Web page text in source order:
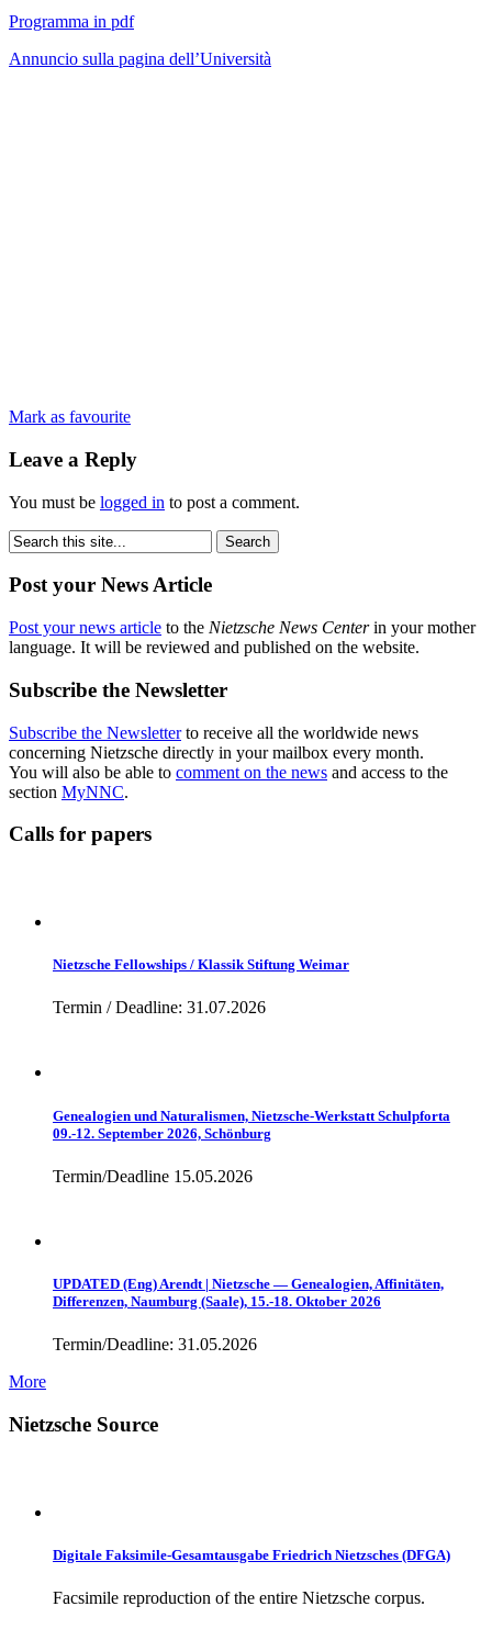
Programma in pdf
Annuncio sulla pagina dell’Università
Mark as favourite
Leave a Reply
You must be logged in to post a comment.
Post your News Article
Post your news article to the Nietzsche News Centerin your mother
language. It will be reviewed and published on the website.
Subscribe the Newsletter
Subscribe the Newsletterto receive all the worldwide news
concerning Nietzsche directly in your mailbox every month.
You will also be able to comment on the news and access to the
section MyNNC.
Calls for papers
Nietzsche Fellowships / Klassik Stiftung Weimar
Termin / Deadline: 31.07.2026
Genealogien und Naturalismen, Nietzsche-Werkstatt Schulpforta
09.-12. September 2026, Schönburg
Termin/Deadline 15.05.2026
UPDATED (Eng) Arendt | Nietzsche — Genealogien, Affinitäten,
Differenzen, Naumburg (Saale), 15.-18. Oktober 2026
Termin/Deadline: 31.05.2026
More
Nietzsche Source
Digitale Faksimile-Gesamtausgabe Friedrich Nietzsches (DFGA)
Facsimile reproduction of the entire Nietzsche corpus.